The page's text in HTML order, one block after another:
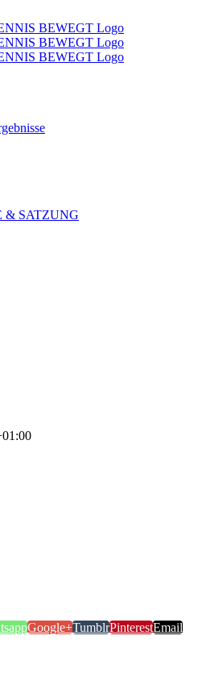
& SATZUNG
Google+TumblrPinterestEmail